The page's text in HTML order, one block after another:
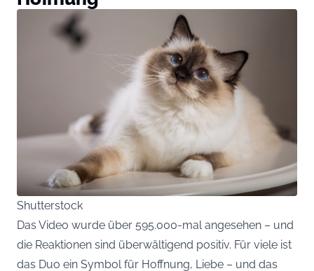
Shutterstock
Das Video wurde über 595.000-mal angesehen – und
die Reaktionen sind überwältigend positiv. Für viele ist
das Duo ein Symbol für Hoffnung, Liebe – und das